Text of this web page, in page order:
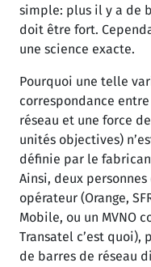
simple: plus il y a de
doit être fort.
une science exacte.
Pourquoi une telle
correspondance
réseau et une force
unités objectives)
définie par le
Ainsi, deux
opérateur (Orange,
Mobile, ou un MVNO
Transatel c’est quoi),
de barres de réseau